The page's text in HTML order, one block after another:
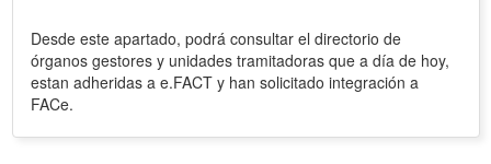
Desde este apartado, podrá consultar el directorio de
órganos gestores y unidades tramitadoras que a día de hoy,
estan adheridas a e.FACT y han solicitado integración a
FACe.